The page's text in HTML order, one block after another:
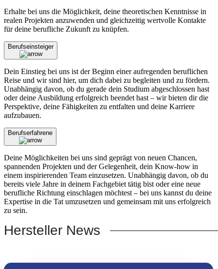
Erhalte bei uns die Möglichkeit, deine theoretischen Kenntnisse in
realen Projekten anzuwenden und gleichzeitig wertvolle Kontakte
für deine berufliche Zukunft zu knüpfen.
Berufseinsteiger
Dein Einstieg bei uns ist der Beginn einer aufregenden beruflichen
Reise und wir sind hier, um dich dabei zu begleiten und zu fördern.
Unabhängig davon, ob du gerade dein Studium abgeschlossen hast
oder deine Ausbildung erfolgreich beendet hast – wir bieten dir die
Perspektive, deine Fähigkeiten zu entfalten und deine Karriere
aufzubauen.
Berufserfahrene
Deine Möglichkeiten bei uns sind geprägt von neuen Chancen,
spannenden Projekten und der Gelegenheit, dein Know-how in
einem inspirierenden Team einzusetzen. Unabhängig davon, ob du
bereits viele Jahre in deinem Fachgebiet tätig bist oder eine neue
berufliche Richtung einschlagen möchtest – bei uns kannst du deine
Expertise in die Tat umzusetzen und gemeinsam mit uns erfolgreich
zu sein.
Hersteller News